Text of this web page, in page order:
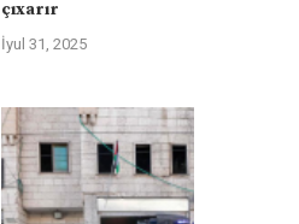
çıxarır
İyul 31, 2025